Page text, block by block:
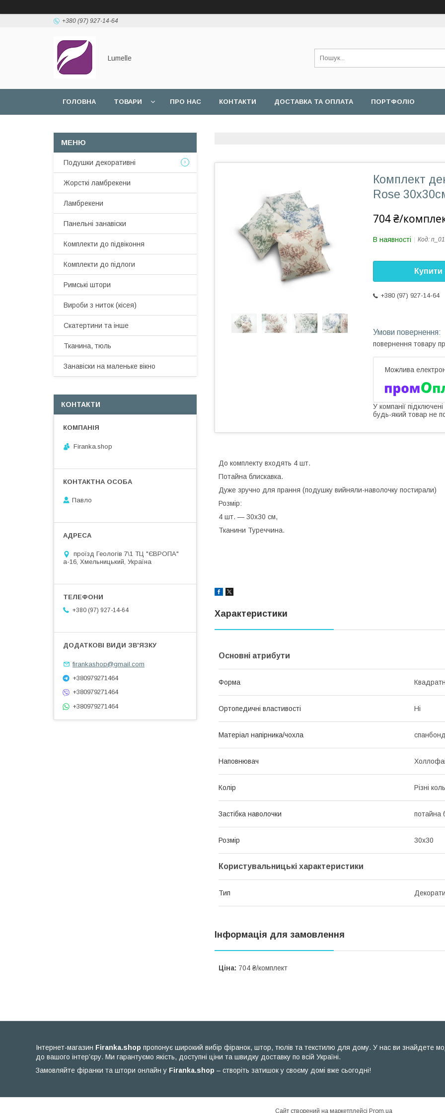
+380 (97) 927-14-64
Lumelle
ГОЛОВНА ТОВАРИ ПРО НАС КОНТАКТИ ДОСТАВКА ТА ОПЛАТА ПОРТФОЛІО
Комплект
Rose
704 ₴/
В наявності Код:
Купити
+380 (97) 927-14-64
повернення товару
У компанії
будь-який товар не
До комплекту входять 4 шт.
Потайна блискавка.
Дуже зручно для прання (подушку вийняли-наволочку постирали)
Розмір:
4 шт. — 30х30 см,
Тканини Туреччина.
Характеристики
Основні атрибути
Форма
Ортопедичні властивості Ні
Матеріал напірника/чохла спанбонд
Наповнювач
Колір Різні
Застібка наволочки потайна
Розмір 30х30
Користувальницькі характеристики
Тип
Інформація для замовлення
Ціна: 704 ₴/комплект
Подушки декоративні
Жорсткі ламбрекени
Ламбрекени
Панельні занавіски
Комплекти до підвіконня
Комплекти до підлоги
Римські штори
Вироби з ниток (кісея)
Скатертини та інше
Тканина, тюль
Занавіски на маленьке вікно
КОНТАКТИ
Firanka.shop
Павло
проїзд Геологів 7\1 ТЦ "ЄВРОПА"
а-16, Хмельницький, Україна
+380 (97) 927-14-64
firankashop@gmail.com
+380979271464
+380979271464
+380979271464
Інтернет-магазин Firanka.shop пропонує широкий вибір фіранок, штор, тюлів та текстилю для дому. У нас ви знайдете
до вашого інтер’єру. Ми гарантуємо якість, доступні ціни та швидку доставку по всій Україні.
Замовляйте фіранки та штори онлайн у Firanka.shop – створіть затишок у своєму домі вже сьогодні!
Сайт створений на маркетплейсі Prom.ua